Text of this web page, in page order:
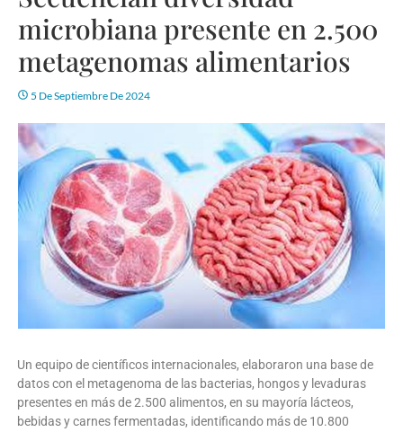
microbiana presente en 2.500
metagenomas alimentarios
5 De Septiembre De 2024
Un equipo de científicos internacionales, elaboraron una base de
datos con el metagenoma de las bacterias, hongos y levaduras
presentes en más de 2.500 alimentos, en su mayoría lácteos,
bebidas y carnes fermentadas, identificando más de 10.800